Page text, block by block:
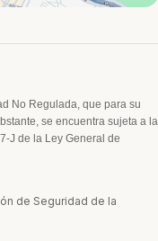
No Regulada, que para su
se encuentra sujeta a la
J de la Ley General de
de Seguridad de la